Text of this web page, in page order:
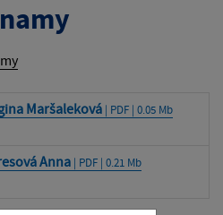
Maršaleková | PDF | 0.05 Mb
Anna | PDF | 0.21 Mb